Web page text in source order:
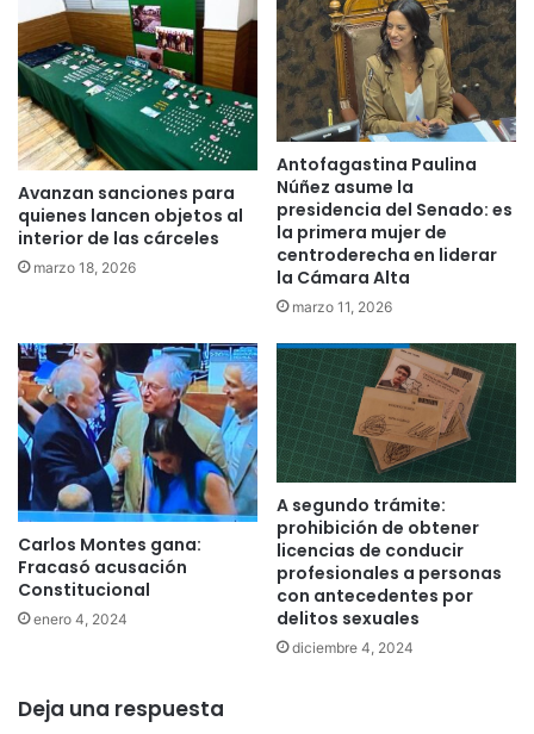
Avanzan sanciones para
quienes lancen objetos al
interior de las cárceles
marzo 18, 2026
Antofagastina Paulina
Núñez asume la
presidencia del Senado: es
la primera mujer de
centroderecha en liderar
la Cámara Alta
marzo 11, 2026
Carlos Montes gana:
Fracasó acusación
Constitucional
enero 4, 2024
A segundo trámite:
prohibición de obtener
licencias de conducir
profesionales a personas
con antecedentes por
delitos sexuales
diciembre 4, 2024
Deja una respuesta